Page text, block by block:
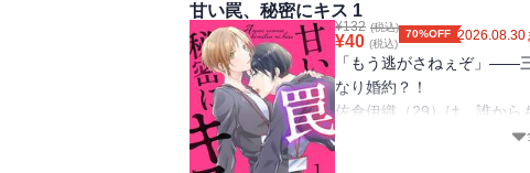
甘い罠、秘密にキス 1
¥132 (税込)
¥40 (税込)
70%OFF 2026.08.30
「もう逃がさねぇぞ」――
なり婚約？！
佐倉伊織（29）は、誰から
女にモテまくる。過去に異